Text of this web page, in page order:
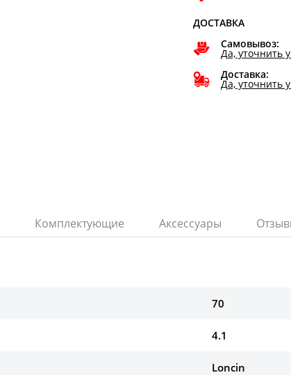
ДОСТАВКА
Самовывоз:
Да, уточнить
Доставка:
Да, уточнить
Комплектующие Аксессуары
70
4.1
Loncin